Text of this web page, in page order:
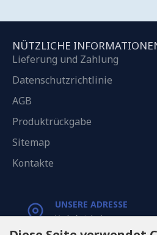
NÜTZLICHE
Lieferung und Zahlung
Datenschutzrichtlinie
AGB
Produktrückgabe
Sitemap
Kontakte
UNSERE ADRESSE
Varkaļu iela 1,
Riga, Latvia, LV1067